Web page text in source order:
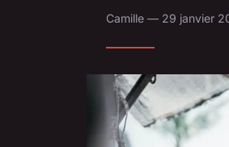
Camille — 29 janvier